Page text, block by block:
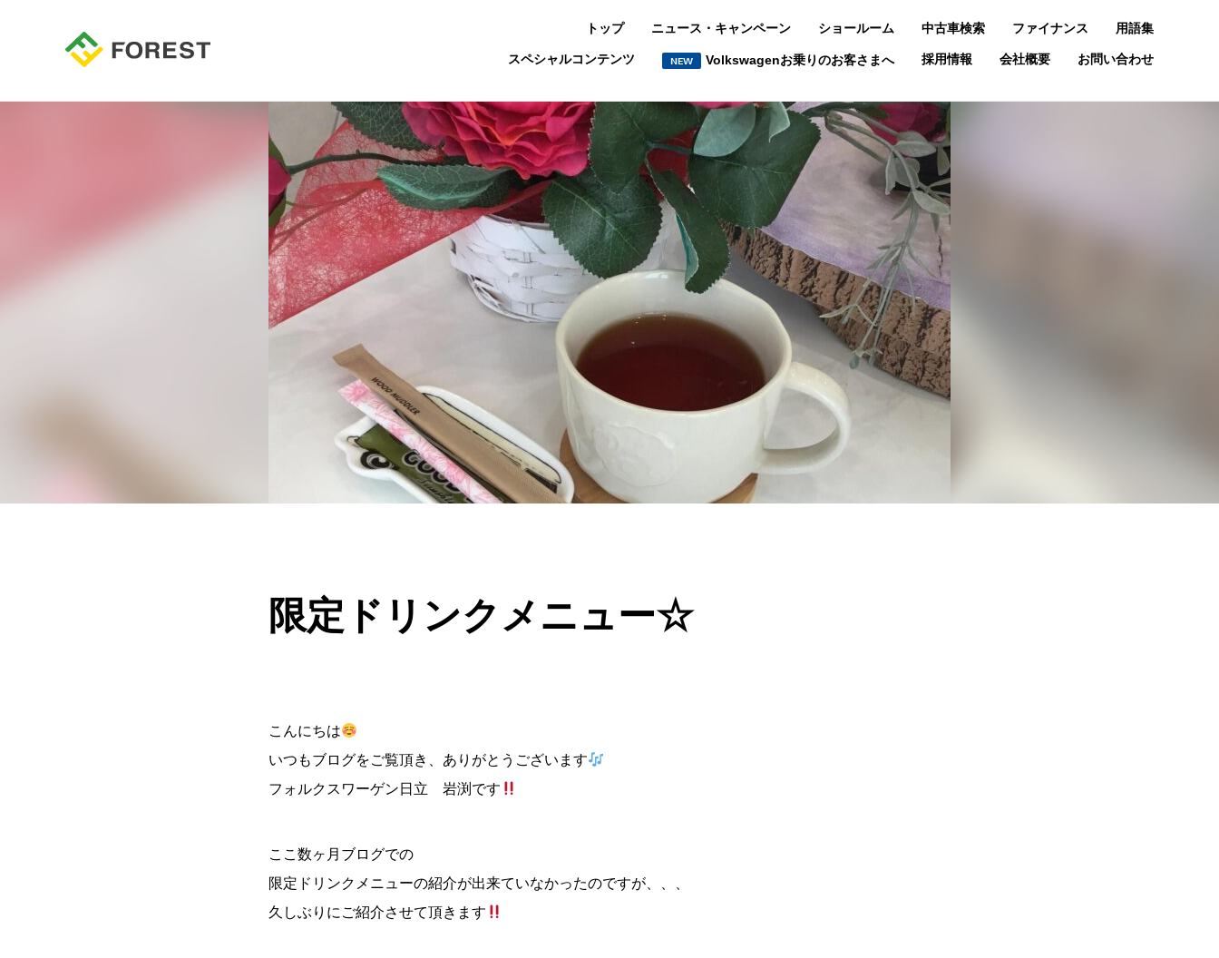
トップ ニュース・キャンペーン ショールーム 中古車検索 ファイナンス 用語集
スペシャルコンテンツ NEW Volkswagenお乗りのお客さまへ 採用情報 会社概要 お問い合わせ
限定ドリンクメニュー☆
こんにちは
いつもブログをご覧頂き、ありがとうございます
フォルクスワーゲン日立 岩渕です
ここ数ヶ月ブログでの
限定ドリンクメニューの紹介が出来ていなかったのですが、、、
久しぶりにご紹介させて頂きます